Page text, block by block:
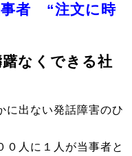
事者 “注文に時
なくできる社
に出ない発話障害のひ
０人に１人が当事者と